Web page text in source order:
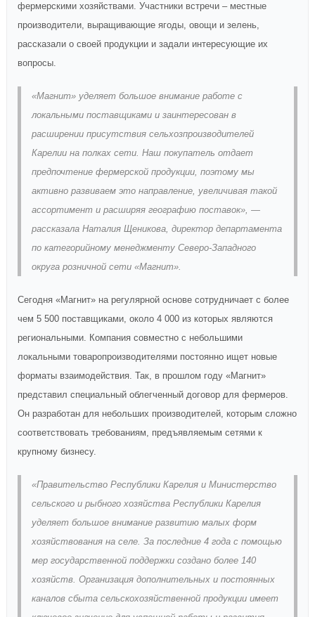
фермерскими хозяйствами. Участники встречи – местные
производители, выращивающие ягоды, овощи и зелень,
рассказали о своей продукции и задали интересующие их
вопросы.
«Магнит» уделяет большое внимание работе с
локальными поставщиками и заинтересован в
расширении присутствия сельхозпроизводителей
Карелии на полках сети. Наш покупатель отдает
предпочтение фермерской продукции, поэтому мы
активно развиваем это направление, увеличивая такой
ассортимент и расширяя географию поставок», —
рассказала Наталия Щеникова, директор департамента
по категорийному менеджменту Северо-Западного
округа розничной сети «Магнит».
Сегодня «Магнит» на регулярной основе сотрудничает с более
чем 5 500 поставщиками, около 4 000 из которых являются
региональными. Компания совместно с небольшими
локальными товаропроизводителями постоянно ищет новые
форматы взаимодействия. Так, в прошлом году «Магнит»
представил специальный облегченный договор для фермеров.
Он разработан для небольших производителей, которым сложно
соответствовать требованиям, предъявляемым сетями к
крупному бизнесу.
«Правительство Республики Карелия и Министерство
сельского и рыбного хозяйства Республики Карелия
уделяет большое внимание развитию малых форм
хозяйствования на селе. За последние 4 года с помощью
мер государственной поддержки создано более 140
хозяйств. Организация дополнительных и постоянных
каналов сбыта сельскохозяйственной продукции имеет